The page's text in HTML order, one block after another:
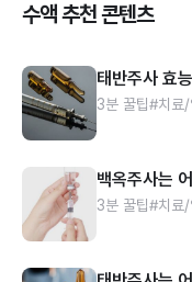
수액 추천 콘텐츠
태반주사 효
3분 꿀팁#치료/
백옥주사는
3분 꿀팁#치료/